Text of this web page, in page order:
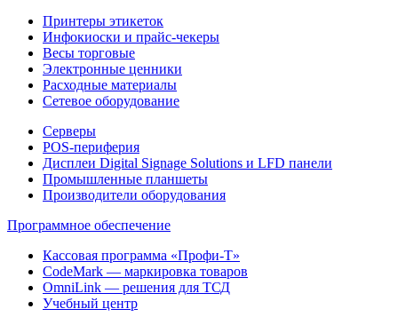
Принтеры этикеток
Инфокиоски и прайс-чекеры
Весы торговые
Электронные ценники
Расходные материалы
Сетевое оборудование
Серверы
POS-периферия
Дисплеи Digital Signage Solutions и LFD панели
Промышленные планшеты
Производители оборудования
Программное обеспечение
Кассовая программа «Профи-Т»
CodeMark — маркировка товаров
OmniLink — решения для ТСД
Учебный центр